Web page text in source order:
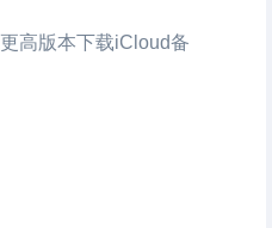
高版本下载iCloud备